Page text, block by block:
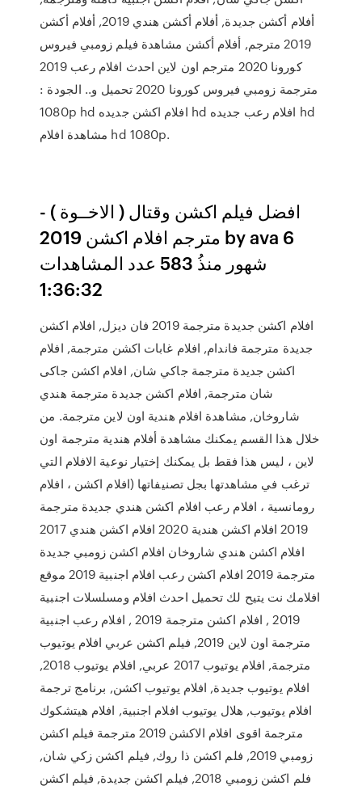
أفلام أكشن جديدة, أفلام أكشن هندي 2019, أفلام أكشن
2019 مترجم, أفلام أكشن مشاهدة فيلم زومبي فيروس
كورونا 2020 مترجم اون لاين احدث افلام رعب 2019
مترجمة زومبي فيروس كورونا 2020 تحميل و.. الجودة :
1080p hd افلام اكشن جديده hd افلام رعب جديده hd
مشاهدة افلام hd 1080p.
افضل فيلم اكشن وقتال ( الاخــوة ) -
مترجم افلام اكشن 2019 by ava 6
شهور منذُ 583 عدد المشاهدات
1:36:32
افلام اكشن جديدة مترجمة 2019 فان ديزل, افلام اكشن
جديدة مترجمة فاندام, افلام غابات اكشن مترجمة, افلام
اكشن جديدة مترجمة جاكي شان, افلام اكشن جاكى
شان مترجمة, افلام اكشن جديدة مترجمة هندي
شاروخان, مشاهدة افلام هندية اون لاين مترجمة. من
خلال هذا القسم يمكنك مشاهدة أفلام هندية مترجمة اون
لاين ، ليس هذا فقط بل يمكنك إختيار نوعية الافلام التي
ترغب في مشاهدتها بجل تصنيفاتها (افلام اكشن ، افلام
رومانسية ، افلام رعب افلام اكشن هندي جديدة مترجمة
2019 افلام اكشن هندية 2020 افلام اكشن هندي 2017
افلام اكشن هندي شاروخان افلام اكشن زومبي جديدة
مترجمة 2019 افلام اكشن رعب افلام اجنبية 2019 موقع
افلامك نت يتيح لك تحميل احدث افلام ومسلسلات اجنبية
2019 , افلام اكشن مترجمة 2019 , افلام رعب اجنبية
مترجمة اون لاين 2019, فيلم اكشن عربي افلام يوتيوب
مترجمة, افلام يوتيوب 2017 عربي, افلام يوتيوب 2018,
افلام يوتيوب جديدة, افلام يوتيوب اكشن, برنامج ترجمة
افلام يوتيوب, هلال يوتيوب افلام اجنبية, افلام هيتشكوك
مترجمة اقوى افلام الاكشن 2019 مترجمة فيلم اكشن
زومبي 2019, فلم اكشن ذا روك, فيلم اكشن زكي شان,
فلم اكشن زومبي 2018, فيلم اكشن جديدة, فيلم اكشن